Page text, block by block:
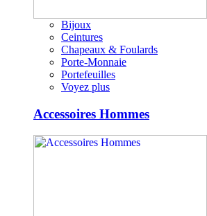
Bijoux
Ceintures
Chapeaux & Foulards
Porte-Monnaie
Portefeuilles
Voyez plus
Accessoires Hommes